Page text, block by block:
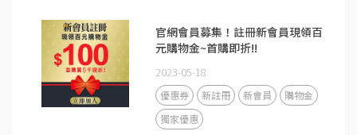
官網會員募集！註冊新會員現領百
元購物金~首購即折!!
2023-05-18
優惠券 新註冊 新會員
購物金
獨家優惠